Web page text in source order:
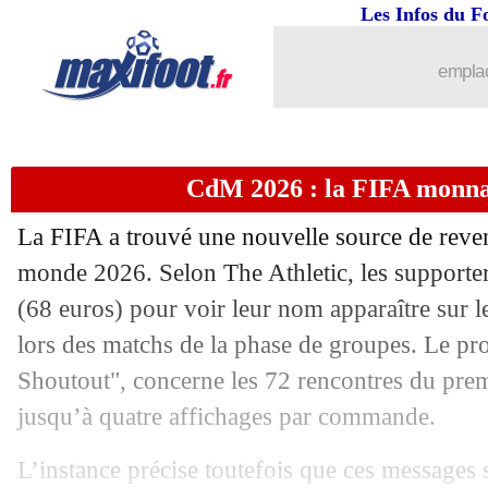
Les Infos du
CdM 2026 : la FIFA
La FIFA a trouvé une nouvelle source de
monde 2026. Selon The Athletic, les
(68 euros) pour voir leur nom apparaître sur
lors des matchs de la phase de groupes. Le
Shoutout", concerne les 72 rencontres du
jusqu’à quatre affichages par commande.
L’instance précise toutefois que ces
: Muriqi va retourner à
10/06 Benfica: le message d'adieu de
: Mourinho intéressé par B. Silva
10/06 PHOTO: les Bleus s'envolent pour
10/06 Real: Mourinho pousse pour Mateus
10/06 Reims: Jaouen à Newcastle pour
10/06 CM 2026 : quel est le plus grand